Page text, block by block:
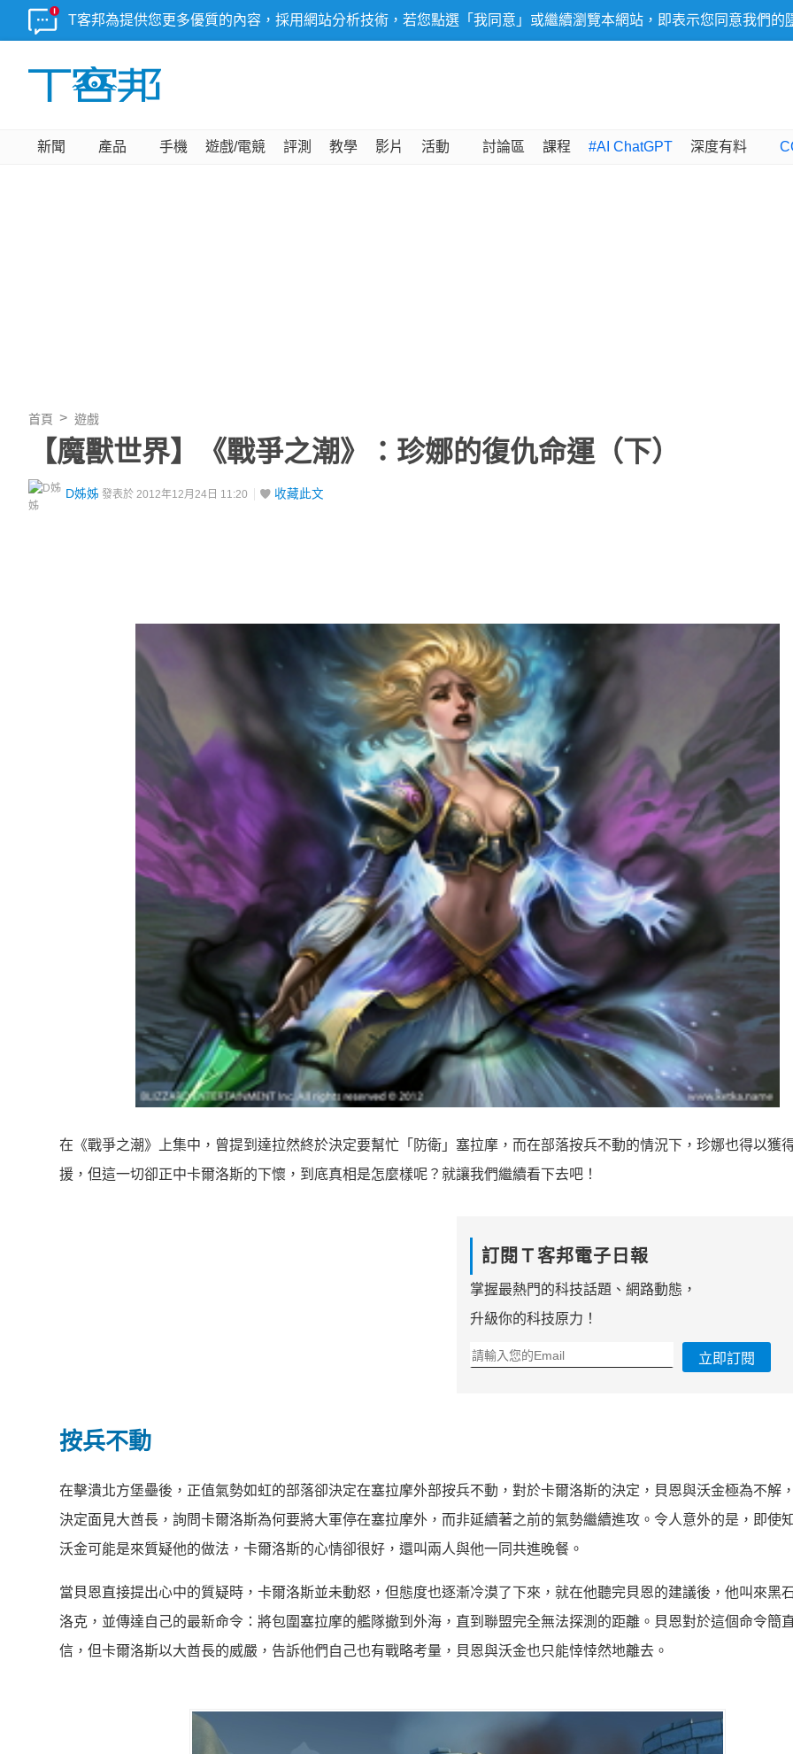
T客邦為提供您更多優質的內容，採用網站分析技術，若您點選「我同意」或繼續瀏覽本網站，即表示您同意我們的
新聞 產品 手機 遊戲/電競 評測 教學 影片 活動 討論區 課程 #AI ChatGPT 深度有料
首頁 遊戲
【魔獸世界】《戰爭之潮》：珍娜的復仇命運（下）
D姊姊 發表於 2012年12月24日 11:20 收藏此文
在《戰爭之潮》上集中，曾提到達拉然終於決定要幫忙「防衛」塞拉摩，而在部落按兵不動的情況下，珍娜也得以獲
援，但這一切卻正中卡爾洛斯的下懷，到底真相是怎麼樣呢？就讓我們繼續看下去吧！
訂閱Ｔ客邦電子日報
掌握最熱門的科技話題、網路動態，
升級你的科技原力！
立即訂閱
按兵不動
在擊潰北方堡壘後，正值氣勢如虹的部落卻決定在塞拉摩外部按兵不動，對於卡爾洛斯的決定，貝恩與沃金極為不解
決定面見大酋長，詢問卡爾洛斯為何要將大軍停在塞拉摩外，而非延續著之前的氣勢繼續進攻。令人意外的是，即使
沃金可能是來質疑他的做法，卡爾洛斯的心情卻很好，還叫兩人與他一同共進晚餐。
當貝恩直接提出心中的質疑時，卡爾洛斯並未動怒，但態度也逐漸冷漠了下來，就在他聽完貝恩的建議後，他叫來黑
洛克，並傳達自己的最新命令：將包圍塞拉摩的艦隊撤到外海，直到聯盟完全無法探測的距離。貝恩對於這個命令簡
信，但卡爾洛斯以大酋長的威嚴，告訴他們自己也有戰略考量，貝恩與沃金也只能悻悻然地離去。